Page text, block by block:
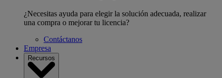
¿Necesitas ayuda para elegir la solución adecuada, realizar
una compra o mejorar tu licencia?
Contáctanos
Empresa
Recursos